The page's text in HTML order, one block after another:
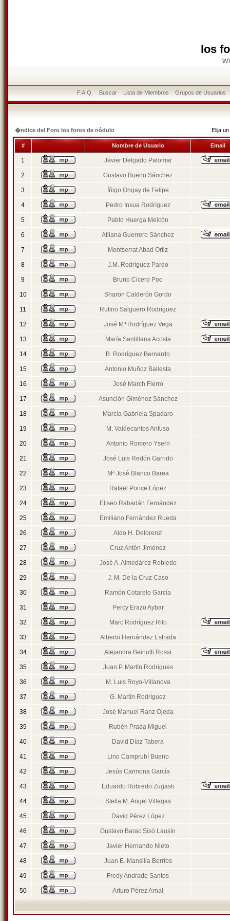
los
F.A.Q. Buscar Lista de Miembros Grupos de Usuarios
�ndice del Foro los foros de nódulo Elija
# Nombre de Usuario Email
1 Javier Delgado Palomar
2 Gustavo Bueno Sánchez
3 Íñigo Ongay de Felipe
4 Pedro Insua Rodríguez
5 Pablo Huerga Melcón
6 Atilana Guerrero Sánchez
7 Montserrat Abad Ortiz
8 J.M. Rodríguez Pardo
9 Bruno Cicero Poo
10 Sharon Calderón Gordo
11 Rufino Salguero Rodríguez
12 José Mª Rodríguez Vega
13 María Santillana Acosta
14 B. Rodríguez Bernardo
15 Antonio Muñoz Ballesta
16 José March Fierro
17 Asunción Giménez Sánchez
18 Marcia Gabriela Spadaro
19 M. Valdecantos Anfuso
20 Antonio Romero Ysern
21 José Luis Redón Garrido
22 Mª José Blanco Barea
23 Rafael Ponce López
24 Eliseo Rabadán Fernández
25 Emiliano Fernández Rueda
26 Aldo H. Delorenzi
27 Cruz Antón Jiménez
28 José A. Almedárez Robledo
29 J. M. De la Cruz Caso
30 Ramón Cotarelo García
31 Percy Erazo Aybar
32 Marc Rodríguez Rilo
33 Alberto Hernández Estrada
34 Alejandra Beinotti Rossi
35 Juan P. Martín Rodrigues
36 M. Luis Royo-Villanova
37 G. Martín Rodríguez
38 José Manuel Ranz Ojeda
39 Rubén Prada Miguel
40 David Díaz Tabera
41 Lino Camprubí Bueno
42 Jesús Carmona García
43 Eduardo Robredo Zugasti
44 Stella M. Angel Villegas
45 David Pérez López
46 Gustavo Barac Sisó Lausín
47 Javier Hernando Nieto
48 Juan E. Mansilla Berrios
49 Fredy Andrade Santos
50 Arturo Pérez Arnal